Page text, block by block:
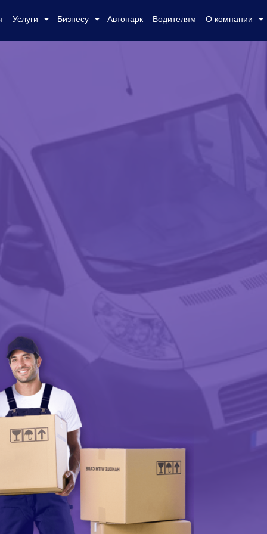
Услуги Бизнесу Автопарк Водителям О компании